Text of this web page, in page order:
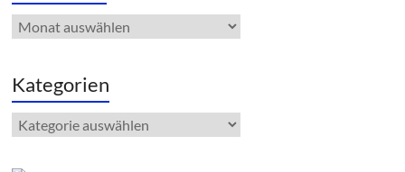
Das
Archiv
Kategorien
Kategorien